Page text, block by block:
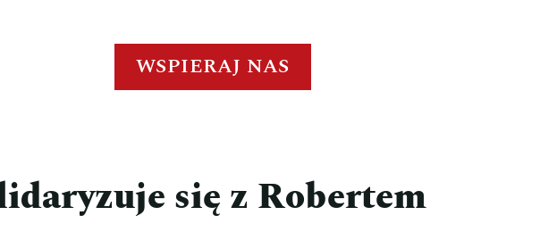
WSPIERAJ NAS
się z Robertem